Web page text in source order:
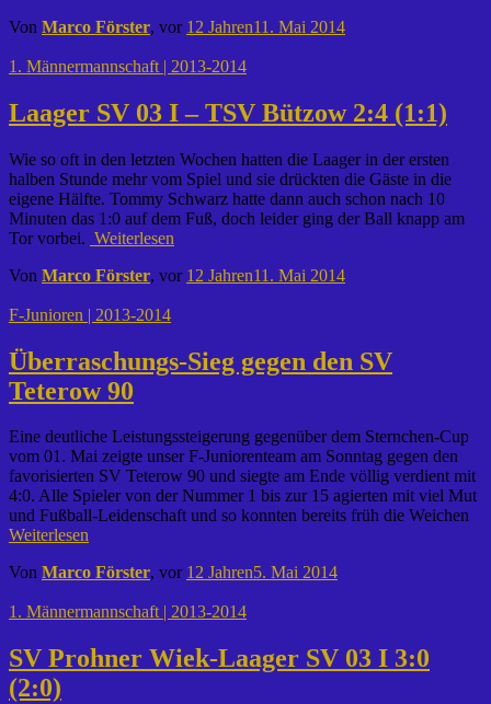
Von Marco Förster, vor 12 Jahren11. Mai 2014
1. Männermannschaft | 2013-2014
Laager SV 03 I – TSV Bützow 2:4 (1:1)
Wie so oft in den letzten Wochen hatten die Laager in der ersten
halben Stunde mehr vom Spiel und sie drückten die Gäste in die
eigene Hälfte. Tommy Schwarz hatte dann auch schon nach 10
Minuten das 1:0 auf dem Fuß, doch leider ging der Ball knapp am
Tor vorbei. Weiterlesen
Von Marco Förster, vor 12 Jahren11. Mai 2014
F-Junioren | 2013-2014
Überraschungs-Sieg gegen den SV
Teterow 90
Eine deutliche Leistungssteigerung gegenüber dem Sternchen-Cup
vom 01. Mai zeigte unser F-Juniorenteam am Sonntag gegen den
favorisierten SV Teterow 90 und siegte am Ende völlig verdient mit
4:0. Alle Spieler von der Nummer 1 bis zur 15 agierten mit viel Mut
und Fußball-Leidenschaft und so konnten bereits früh die Weichen
Weiterlesen
Von Marco Förster, vor 12 Jahren5. Mai 2014
1. Männermannschaft | 2013-2014
SV Prohner Wiek-Laager SV 03 I 3:0
(2:0)